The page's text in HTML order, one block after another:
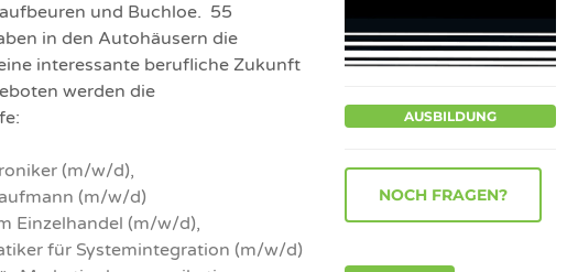
und Buchloe. 55
in den Autohäusern die
interessante berufliche Zukunft
werden die
(m/w/d),
(m/w/d)
Einzelhandel (m/w/d),
für Systemintegration (m/w/d)
AUSBILDUNG